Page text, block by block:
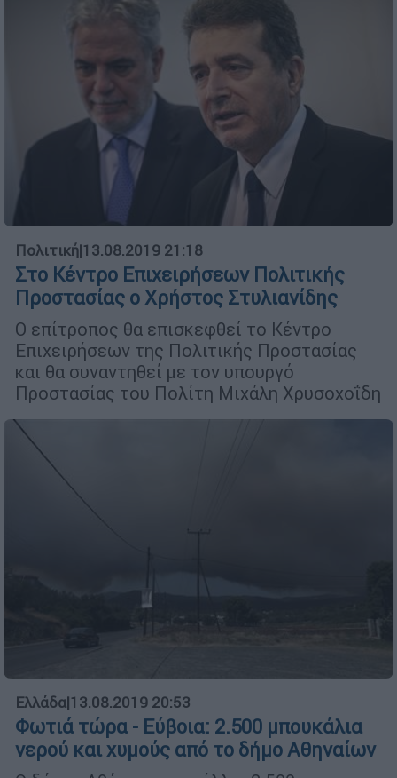
Πολιτική|13.08.2019 21:18
Στo Κέντρο Επιχειρήσεων Πολιτικής
Προστασίας ο Χρήστος Στυλιανίδης
O επίτροπος θα επισκεφθεί το Κέντρο
Επιχειρήσεων της Πολιτικής Προστασίας
και θα συναντηθεί με τον υπουργό
Προστασίας του Πολίτη Μιχάλη Χρυσοχοΐδη
Ελλάδα|13.08.2019 20:53
Φωτιά τώρα - Εύβοια: 2.500 μπουκάλια
νερού και χυμούς από το δήμο Αθηναίων